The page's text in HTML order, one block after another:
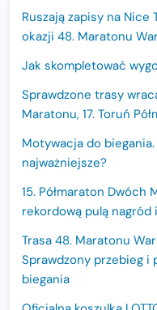
Ruszają zapisy na
okazji 48. Maratonu
Jak skompletować
Sprawdzone trasy
Maratonu, 17. Toruń
Motywacja do
najważniejsze?
15. Półmaraton Dwóch
rekordową pulą
Trasa 48. Maratonu
Sprawdzony przebieg i
biegania